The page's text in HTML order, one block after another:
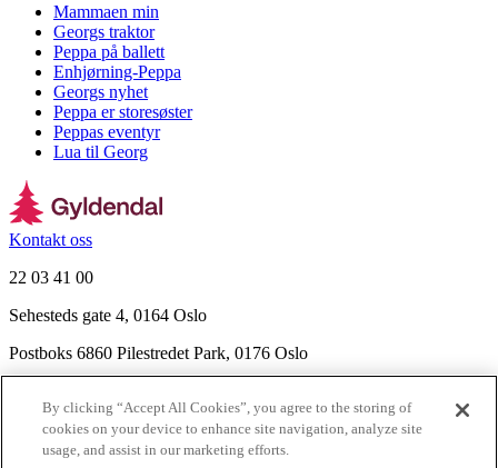
Mammaen min
Georgs traktor
Peppa på ballett
Enhjørning-Peppa
Georgs nyhet
Peppa er storesøster
Peppas eventyr
Lua til Georg
Kontakt oss
22 03 41 00
Sehesteds gate 4, 0164 Oslo
Postboks 6860 Pilestredet Park, 0176 Oslo
Nyhetsbrev
Ledige stillinger
By clicking “Accept All Cookies”, you agree to the storing of
cookies on your device to enhance site navigation, analyze site
usage, and assist in our marketing efforts.